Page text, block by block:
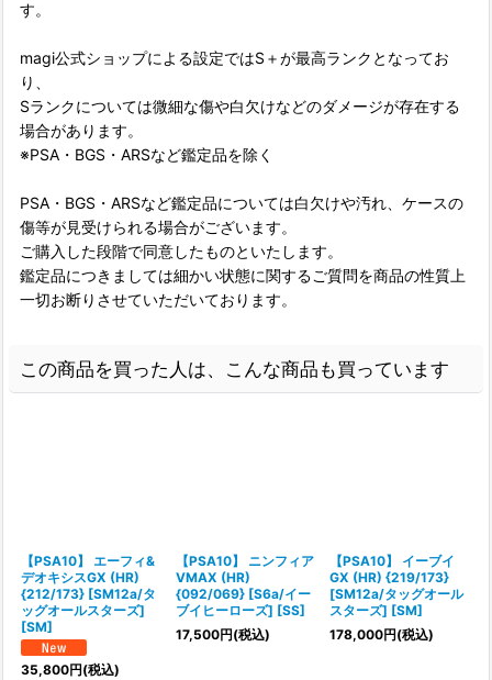
す。
magi公式ショップによる設定ではS＋が最高ランクとなってお
り、
Sランクについては微細な傷や白欠けなどのダメージが存在する
場合があります。
※PSA・BGS・ARSなど鑑定品を除く
PSA・BGS・ARSなど鑑定品については白欠けや汚れ、ケースの
傷等が見受けられる場合がございます。
ご購入した段階で同意したものといたします。
鑑定品につきましては細かい状態に関するご質問を商品の性質上
一切お断りさせていただいております。
この商品を買った人は、こんな商品も買っています
【PSA10】 エーフィ&
デオキシスGX (HR)
{212/173} [SM12a/タ
ッグオールスターズ]
[SM]
35,800円(税込)
【PSA10】 ニンフィア
VMAX (HR)
{092/069} [S6a/イー
ブイヒーローズ] [SS]
17,500円(税込)
【PSA10】 イーブイ
GX (HR) {219/173}
[SM12a/タッグオール
スターズ] [SM]
178,000円(税込)